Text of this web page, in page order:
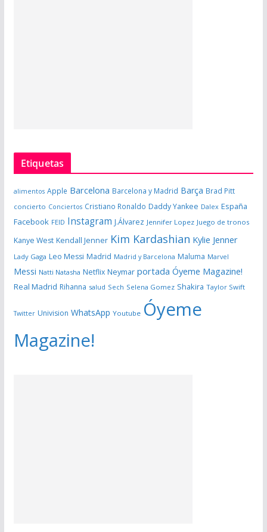
Etiquetas
alimentos Apple Barcelona Barcelona y Madrid Barça Brad Pitt
concierto Conciertos Cristiano Ronaldo Daddy Yankee Dalex España
Facebook FEID Instagram J.Álvarez Jennifer Lopez Juego de tronos
Kanye West Kendall Jenner Kim Kardashian Kylie Jenner
Lady Gaga Leo Messi Madrid Madrid y Barcelona Maluma Marvel
Messi Natti Natasha Netflix Neymar portada Óyeme Magazine!
Real Madrid Rihanna salud Sech Selena Gomez Shakira Taylor Swift
Twitter Univision WhatsApp Youtube Óyeme
Magazine!